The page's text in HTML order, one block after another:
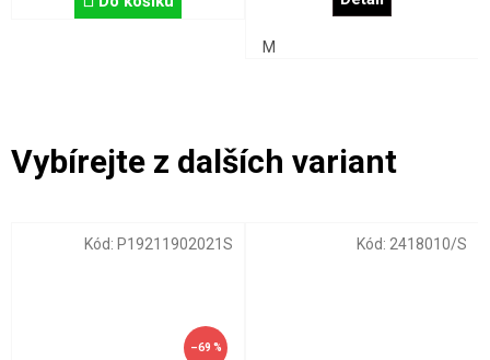
–69 %
Kód: P19211902021S Kód: 2418010/S
M